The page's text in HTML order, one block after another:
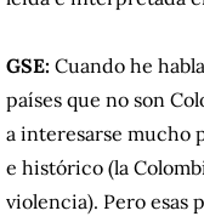
GSE: Cuando he
países que no son
a interesarse mucho
e histórico (la
violencia). Pero esas